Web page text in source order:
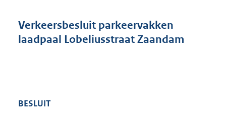
r
o
Verkeersbesluit parkeervakken
laadpaal Lobeliusstraat Zaandam
BESLUIT